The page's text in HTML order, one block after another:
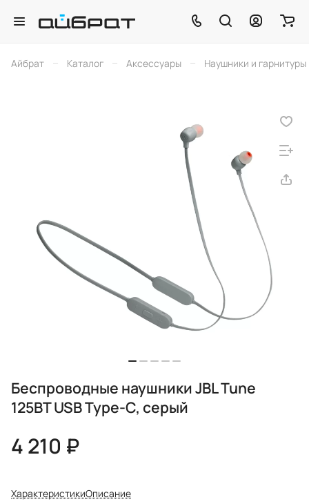
Айбрат – Каталог – Аксессуары – Наушники и гарнитуры
Беспроводные наушники JBL Tune
125BT USB Type-C, серый
4 210 ₽
ХарактеристикиОписание